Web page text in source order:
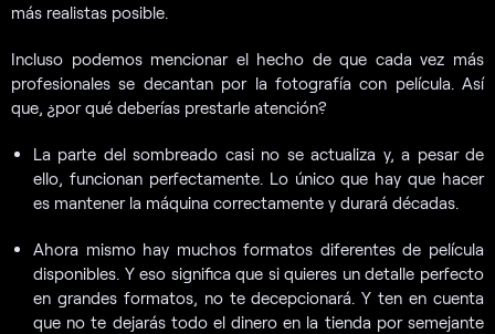
más realistas posible.
Incluso podemos mencionar el hecho de que cada vez más
profesionales se decantan por la fotografía con película. Así
que, ¿por qué deberías prestarle atención?
La parte del sombreado casi no se actualiza y, a pesar de
ello, funcionan perfectamente. Lo único que hay que hacer
es mantener la máquina correctamente y durará décadas.
Ahora mismo hay muchos formatos diferentes de película
disponibles. Y eso significa que si quieres un detalle perfecto
en grandes formatos, no te decepcionará. Y ten en cuenta
que no te dejarás todo el dinero en la tienda por semejante